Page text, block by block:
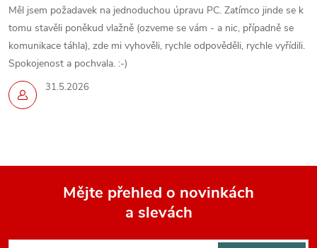
31.5.2026
Měl jsem požadavek na jednoduchou úpravu PC. Zatímco jinde se k
tomu stavěli poněkud vlažně (ozveme se vám - a nic, případně se
komunikace táhla), zde mi vyhověli, rychle odpověděli, rychle vyřídili.
Spokojenost a pochvala. :-)
Mějte přehled o novinkách
a slevách